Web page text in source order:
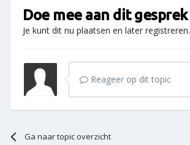
Doe mee aan dit gesprek
Je kunt dit nu plaatsen en later
Reageer op dit topic
Ga naar topic overzicht